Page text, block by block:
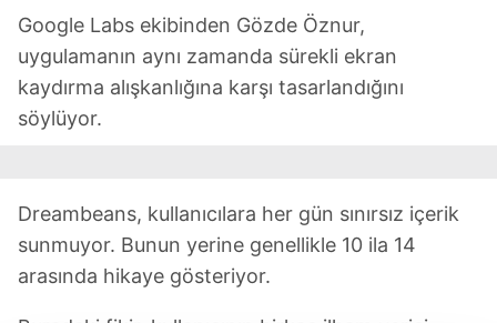
Google Labs ekibinden Gözde Öznur,
uygulamanın aynı zamanda sürekli ekran
kaydırma alışkanlığına karşı tasarlandığını
söylüyor.
Dreambeans, kullanıcılara her gün sınırsız içerik
sunmuyor. Bunun yerine genellikle 10 ila 14
arasında hikaye gösteriyor.